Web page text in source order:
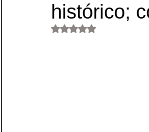
Monsters of Rock SP The Town
histórico;
Avaliado com NaN de 5